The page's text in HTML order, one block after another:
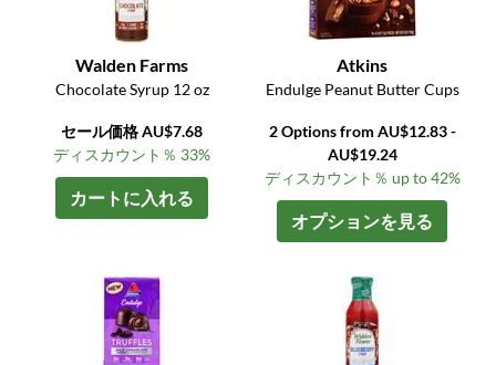
Walden Farms
Chocolate Syrup 12 oz
セール価格 AU$7.68
ディスカウント％ 33%
カートに入れる
Atkins
Endulge Peanut Butter Cups
2 Options from AU$12.83 -
AU$19.24
ディスカウント％ up to 42%
オプションを見る